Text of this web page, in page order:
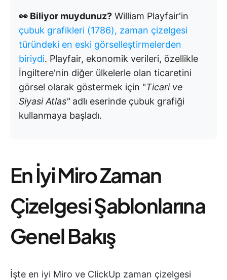
👀 Biliyor muydunuz? William Playfair'in
çubuk grafikleri (1786), zaman çizelgesi
türündeki en eski görselleştirmelerden
biriydi. Playfair, ekonomik verileri, özellikle
İngiltere'nin diğer ülkelerle olan ticaretini
görsel olarak göstermek için "Ticari ve
Siyasi Atlas"adlı eserinde çubuk grafiği
kullanmaya başladı.
En İyi Miro Zaman
Çizelgesi Şablonlarına
Genel Bakış
İşte en iyi Miro ve ClickUp zaman çizelgesi